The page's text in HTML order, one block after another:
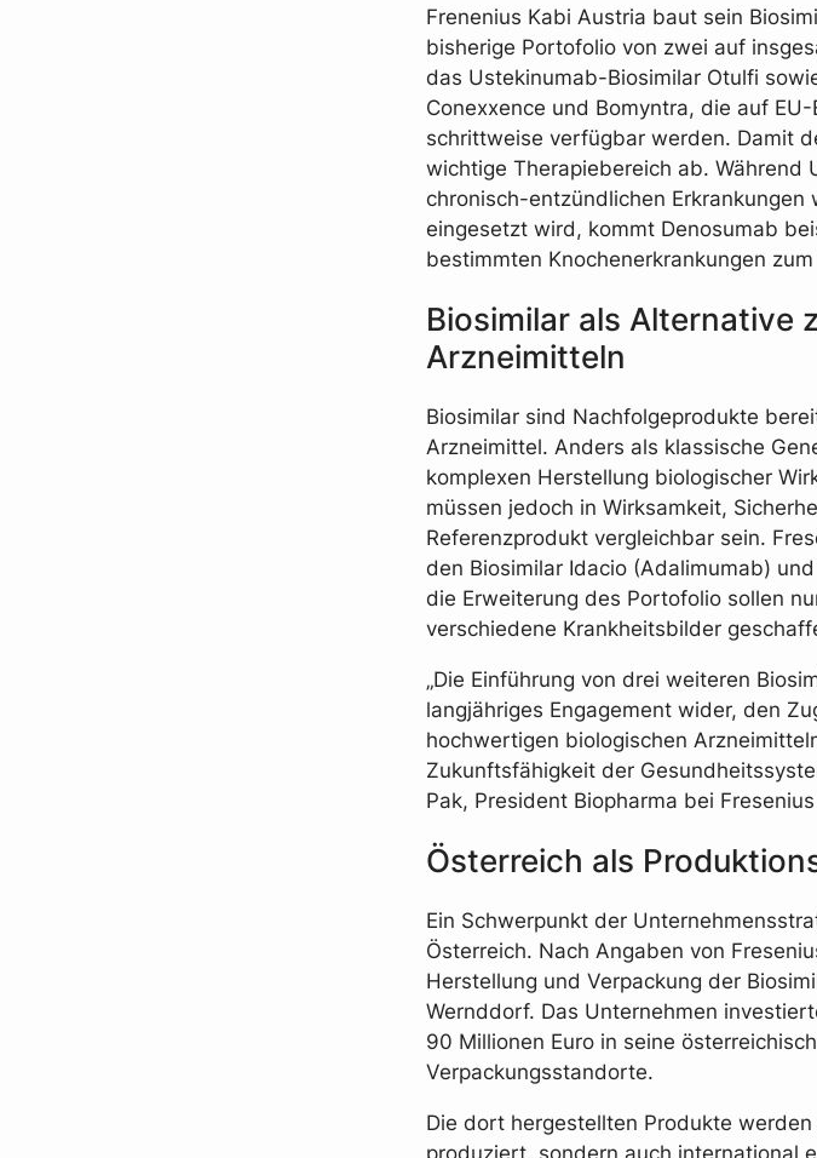
Frenenius Kabi Austria baut sein
bisherige Portofolio von zwei auf
das Ustekinumab-Biosimilar Otulfi
Conexxence und Bomyntra, die auf
schrittweise verfügbar werden. Damit
wichtige Therapiebereich ab. Während
chronisch-entzündlichen Erkrankungen
eingesetzt wird, kommt Denosumab
bestimmten Knochenerkrankungen zum
Biosimilar als Alternative
Arzneimitteln
Biosimilar sind Nachfolgeprodukte
Arzneimittel. Anders als klassische
komplexen Herstellung biologischer
müssen jedoch in Wirksamkeit,
Referenzprodukt vergleichbar sein.
den Biosimilar Idacio (Adalimumab)
die Erweiterung des Portofolio sollen
verschiedene Krankheitsbilder
„Die Einführung von drei weiteren
langjähriges Engagement wider, den
hochwertigen biologischen
Zukunftsfähigkeit der
Pak, President Biopharma bei
Österreich als
Ein Schwerpunkt der
Österreich. Nach Angaben von
Herstellung und Verpackung der
Wernddorf. Das Unternehmen
90 Millionen Euro in seine
Verpackungsstandorte.
Die dort hergestellten Produkte
produziert, sondern auch international